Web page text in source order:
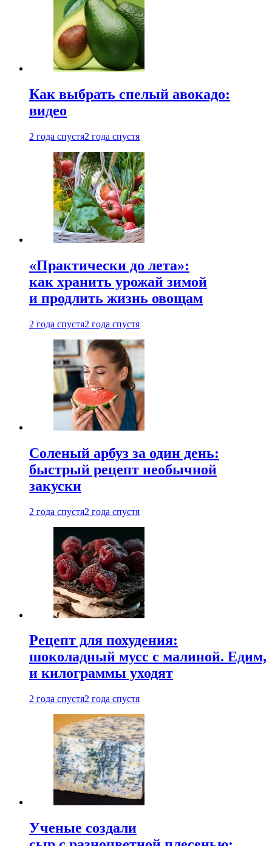
Как выбрать спелый авокадо:
видео
2 года спустя2 года спустя
«Практически до лета»:
как хранить урожай зимой
и продлить жизнь овощам
2 года спустя2 года спустя
Соленый арбуз за один день:
быстрый рецепт необычной
закуски
2 года спустя2 года спустя
Рецепт для похудения:
шоколадный мусс с малиной. Едим,
и килограммы уходят
2 года спустя2 года спустя
Ученые создали